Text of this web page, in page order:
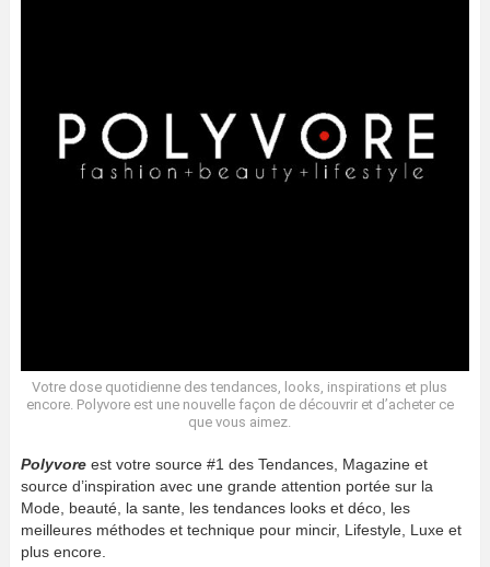
Votre dose quotidienne des tendances, looks, inspirations et plus
encore. Polyvore est une nouvelle façon de découvrir et d’acheter ce
que vous aimez.
Polyvore est votre source #1 des Tendances, Magazine et
source d’inspiration avec une grande attention portée sur la
Mode, beauté, la sante, les tendances looks et déco, les
meilleures méthodes et technique pour mincir, Lifestyle, Luxe et
plus encore.